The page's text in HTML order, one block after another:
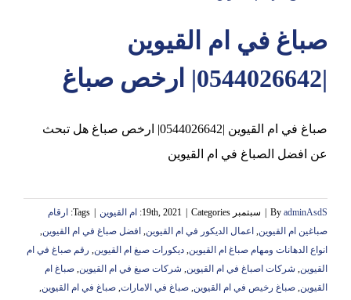
صباغ في ام القيوين
|0544026642| ارخص صباغ
صباغ في ام القيوين |0544026642| ارخص صباغ هل تبحث
عن افضل الصباغ في ام القيوين
By adminAsdS سبتمبر 19th, 2021 Categories: ام القيوين Tags:
ارقام
صباغين ام القيوين, اعمال الديكور في ام القيوين, افضل صباغ في ام القيوين,
انواع الدهانات ومهام صباغ ام القيوين, ديكورات صبغ ام القيوين, رقم صباغ في ام
القيوين, شركات اصباغ في ام القيوين, شركات صبغ في ام القيوين, صباغ ام
القيوين, صباغ رخيص في ام القيوين, صباغ في الامارات, صباغ في ام القيوين,